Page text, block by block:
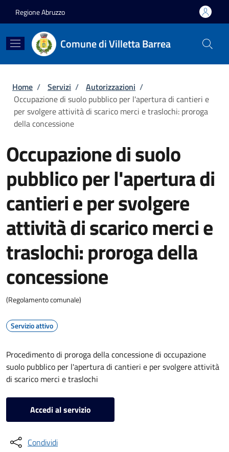
Regione Abruzzo
Comune di Villetta Barrea
Briciole di pane
Home / Servizi / Autorizzazioni /
Occupazione di suolo pubblico per l'apertura di cantieri e
per svolgere attività di scarico merci e traslochi: proroga
della concessione
Occupazione di suolo
pubblico per l'apertura di
cantieri e per svolgere
attività di scarico merci e
traslochi: proroga della
concessione
(Regolamento comunale)
Servizio attivo
Procedimento di proroga della concessione di occupazione
suolo pubblico per l'apertura di cantieri e per svolgere attività
di scarico merci e traslochi
Accedi al servizio
Condividi